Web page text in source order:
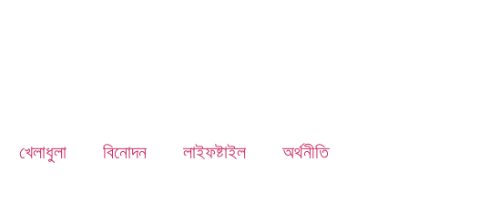
খেলাধুলা বিনোদন লাইফষ্টাইল অর্থনীতি